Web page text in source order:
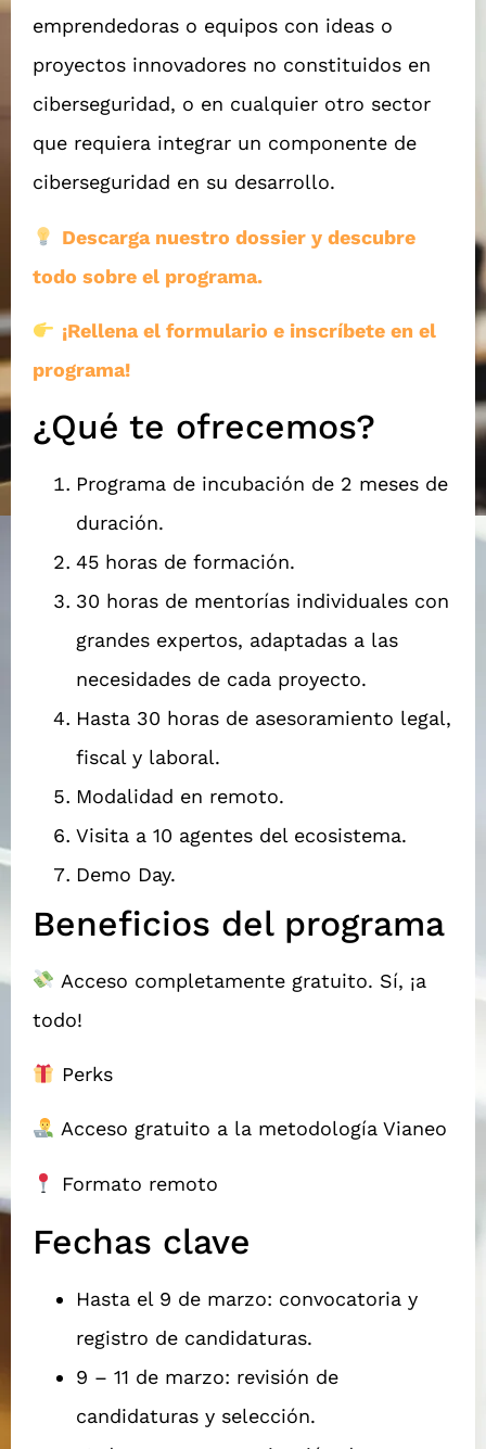
emprendedoras o equipos con ideas o
proyectos innovadores no constituidos en
ciberseguridad, o en cualquier otro sector
que requiera integrar un componente de
ciberseguridad en su desarrollo.
Descarga nuestro dossier y descubre
todo sobre el programa.
¡Rellena el formulario e inscríbete en el
programa!
¿Qué te ofrecemos?
Programa de incubación de 2 meses de
duración.
45 horas de formación.
30 horas de mentorías individuales con
grandes expertos, adaptadas a las
necesidades de cada proyecto.
Hasta 30 horas de asesoramiento legal,
fiscal y laboral.
Modalidad en remoto.
Visita a 10 agentes del ecosistema.
Demo Day.
Beneficios del programa
Acceso completamente gratuito. Sí, ¡a
todo!
Perks
Acceso gratuito a la metodología Vianeo
Formato remoto
Fechas clave
Hasta el 9 de marzo: convocatoria y
registro de candidaturas.
9 – 11 de marzo: revisión de
candidaturas y selección.